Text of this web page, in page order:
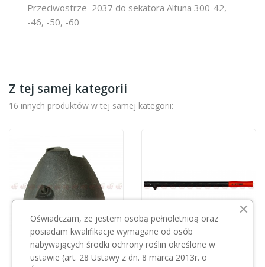
Przeciwostrze 2037 do sekatora Altuna 300-42,
-46, -50, -60
Z tej samej kategorii
16 innych produktów w tej samej kategorii:
PELLENC
Przepraszamy, ten produkt
jest niedostępny.
Oświadczam, że jestem osobą pełnoletnioą oraz
posiadam kwalifikacje wymagane od osób
nabywających środki ochrony roślin określone w
ustawie (art. 28 Ustawy z dn. 8 marca 2013r. o